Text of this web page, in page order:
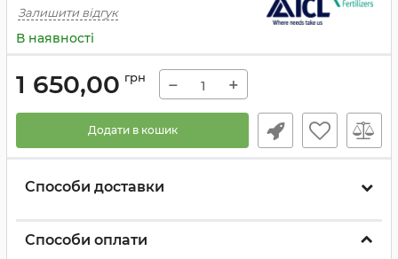
Залишити відгук
В наявності
1 650,00 грн − +
Додати в кошик
Способи доставки
Способи оплати